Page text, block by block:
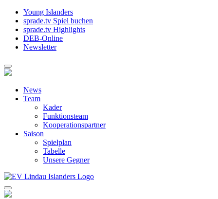
Young Islanders
sprade.tv Spiel buchen
sprade.tv Highlights
DEB-Online
Newsletter
News
Team
Kader
Funktionsteam
Kooperationspartner
Saison
Spielplan
Tabelle
Unsere Gegner